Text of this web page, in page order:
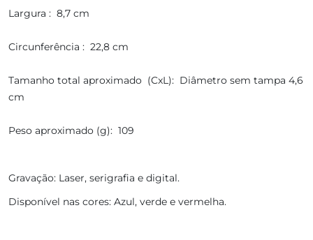
Largura : 8,7 cm
Circunferência : 22,8 cm
Tamanho total aproximado (CxL): Diâmetro sem tampa 4,6
cm
Peso aproximado (g): 109
Gravação: Laser, serigrafia e digital.
Disponível nas cores: Azul, verde e vermelha.